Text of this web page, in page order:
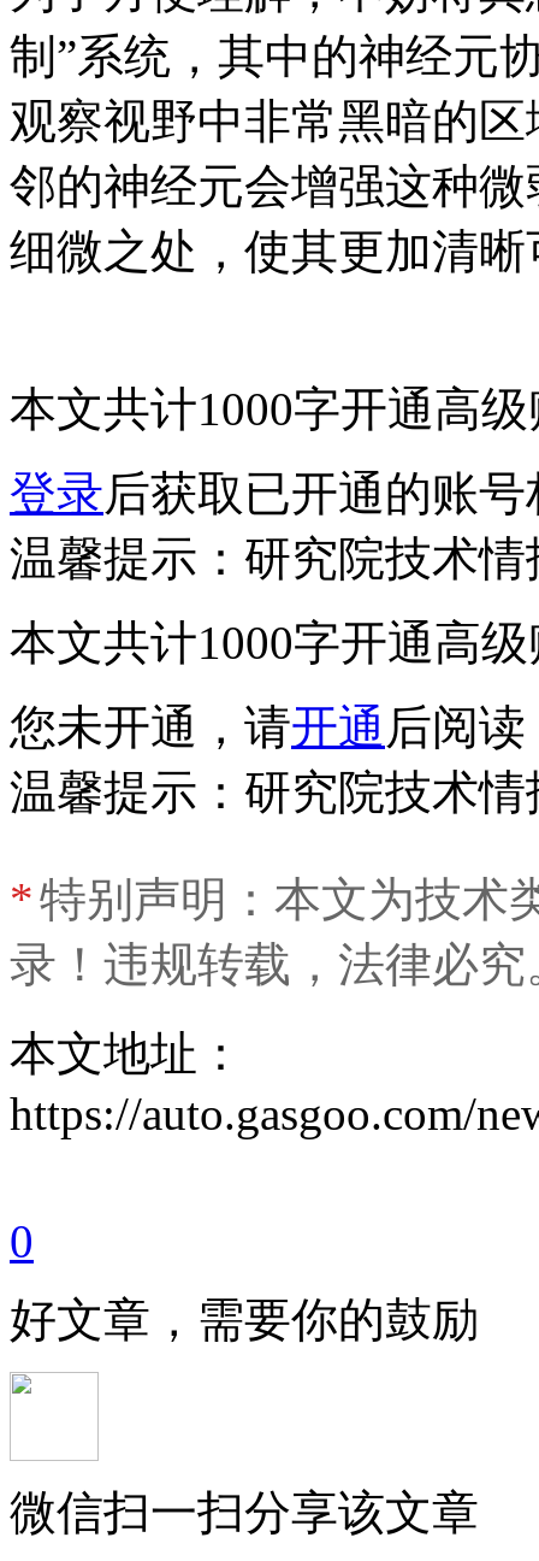
制”系统，其中的神经元
观察视野中非常黑暗的
邻的神经元会增强这种
细微之处，使其更加清晰
本文共计1000字开通高
登录后获取已开通的账号
温馨提示：研究院技术
本文共计1000字开通高
您未开通，请开通 后阅读
温馨提示：研究院技术
*特别声明：本文为技术
录！违规转载，法律必究
本文地址：
https://auto.gasgoo.com/
0
好文章，需要你的鼓励
微信扫一扫分享该文章